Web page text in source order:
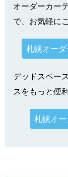
オーダーカー
で、お気軽に
札幌オー
デッドスペー
スをもっと便
札幌オ